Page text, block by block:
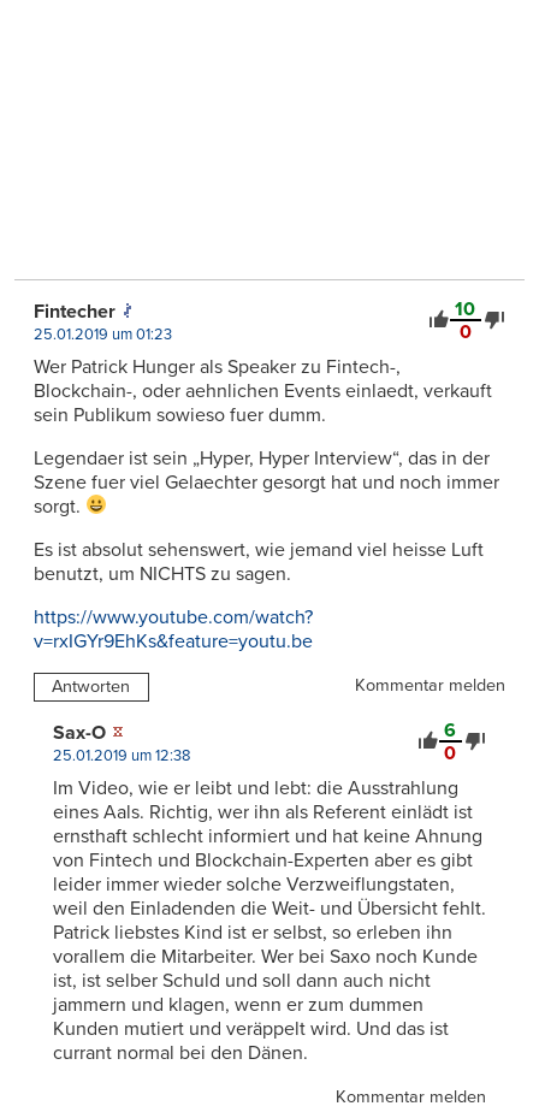
10
0
Fintecher
25.01.2019 um 01:23
Wer Patrick Hunger als Speaker zu Fintech-,
Blockchain-, oder aehnlichen Events einlaedt, verkauft
sein Publikum sowieso fuer dumm.
Legendaer ist sein „Hyper, Hyper Interview“, das in der
Szene fuer viel Gelaechter gesorgt hat und noch immer
sorgt.
Es ist absolut sehenswert, wie jemand viel heisse Luft
benutzt, um NICHTS zu sagen.
https://www.youtube.com/watch?
v=rxIGYr9EhKs&feature=youtu.be
Antworten Kommentar melden
6
0
Sax-O
25.01.2019 um 12:38
Im Video, wie er leibt und lebt: die Ausstrahlung
eines Aals. Richtig, wer ihn als Referent einlädt ist
ernsthaft schlecht informiert und hat keine Ahnung
von Fintech und Blockchain-Experten aber es gibt
leider immer wieder solche Verzweiflungstaten,
weil den Einladenden die Weit- und Übersicht fehlt.
Patrick liebstes Kind ist er selbst, so erleben ihn
vorallem die Mitarbeiter. Wer bei Saxo noch Kunde
ist, ist selber Schuld und soll dann auch nicht
jammern und klagen, wenn er zum dummen
Kunden mutiert und veräppelt wird. Und das ist
currant normal bei den Dänen.
Kommentar melden